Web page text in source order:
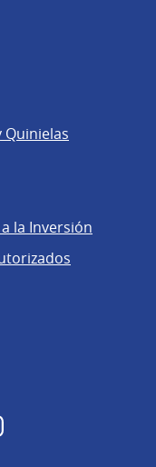
Quinielas
la Inversión
Instagram